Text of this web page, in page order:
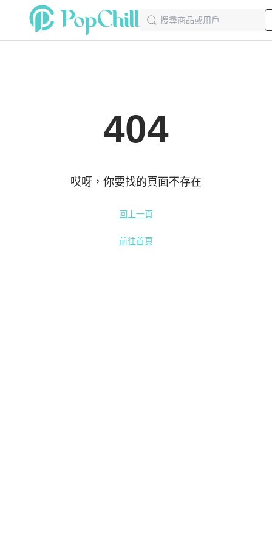
404
哎呀，你要找的頁面不存在
回上一頁
前往首頁